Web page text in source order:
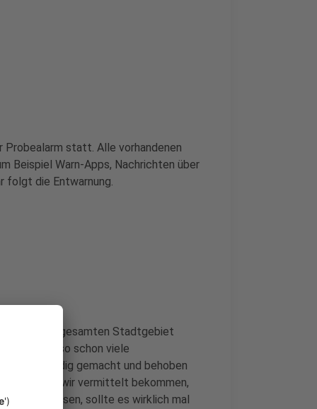
Probealarm statt. Alle vorhandenen
Beispiel Warn-Apps, Nachrichten über
folgt die Entwarnung.
Sirenen im gesamten Stadtgebiet
konnte so schon viele
ausfindig gemacht und behoben
sollen wir vermittelt bekommen,
müssen, sollte es wirklich mal